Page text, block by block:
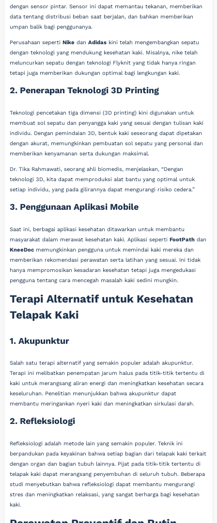
dengan sensor pintar. Sensor ini dapat memantau tekanan, memberikan
data tentang distribusi beban saat berjalan, dan bahkan memberikan
umpan balik bagi penggunanya.
Perusahaan sepertiNike danAdidas kini telah mengembangkan sepatu
dengan teknologi yang mendukung kesehatan kaki. Misalnya, nike telah
meluncurkan sepatu dengan teknologi Flyknit yang tidak hanya ringan
tetapi juga memberikan dukungan optimal bagi lengkungan kaki.
2. Penerapan Teknologi 3D Printing
Teknologi pencetakan tiga dimensi (3D printing) kini digunakan untuk
membuat sol sepatu dan penyangga kaki yang sesuai dengan tulisan kaki
individu. Dengan pemindaian 3D, bentuk kaki seseorang dapat dipetakan
dengan akurat, memungkinkan pembuatan sol sepatu yang personal dan
memberikan kenyamanan serta dukungan maksimal.
Dr. Tika Rahmawati, seorang ahli biomedis, menjelaskan, “Dengan
teknologi 3D, kita dapat memproduksi alat bantu yang optimal untuk
setiap individu, yang pada gilirannya dapat mengurangi risiko cedera.”
3. Penggunaan Aplikasi Mobile
Saat ini, berbagai aplikasi kesehatan ditawarkan untuk membantu
masyarakat dalam merawat kesehatan kaki. Aplikasi sepertiFootPath dan
KneeDoc memungkinkan pengguna untuk memindai kaki mereka dan
memberikan rekomendasi perawatan serta latihan yang sesuai. Ini tidak
hanya mempromosikan kesadaran kesehatan tetapi juga mengedukasi
pengguna tentang cara mencegah masalah kaki sedini mungkin.
Terapi Alternatif untuk Kesehatan
Telapak Kaki
1. Akupunktur
Salah satu terapi alternatif yang semakin populer adalah akupunktur.
Terapi ini melibatkan penempatan jarum halus pada titik-titik tertentu di
kaki untuk merangsang aliran energi dan meningkatkan kesehatan secara
keseluruhan. Penelitian menunjukkan bahwa akupunktur dapat
membantu meringankan nyeri kaki dan meningkatkan sirkulasi darah.
2. Refleksiologi
Refleksiologi adalah metode lain yang semakin populer. Teknik ini
berpandukan pada keyakinan bahwa setiap bagian dari telapak kaki terkait
dengan organ dan bagian tubuh lainnya. Pijat pada titik-titik tertentu di
telapak kaki dapat merangsang penyembuhan di seluruh tubuh. Beberapa
studi menyebutkan bahwa refleksiologi dapat membantu mengurangi
stres dan meningkatkan relaksasi, yang sangat berharga bagi kesehatan
kaki.